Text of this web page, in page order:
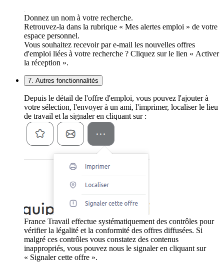
Donnez un nom à votre recherche.
Retrouvez-la dans la rubrique « Mes alertes emploi » de votre
espace personnel.
Vous souhaitez recevoir par e-mail les nouvelles offres
d'emploi liées à votre recherche ? Cliquez sur le lien « Activer
la réception ».
7. Autres fonctionnalités
Depuis le détail de l'offre d'emploi, vous pouvez l'ajouter à
votre sélection, l'envoyer à un ami, l'imprimer, localiser le lieu
de travail et la signaler en cliquant sur :
France Travail effectue systématiquement des contrôles pour
vérifier la légalité et la conformité des offres diffusées. Si
malgré ces contrôles vous constatez des contenus
inappropriés, vous pouvez nous le signaler en cliquant sur
« Signaler cette offre ».